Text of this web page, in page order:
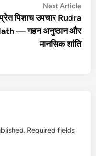
Next Article
पिशाच उपचार Rudra
— गहन अनुष्ठान और
मानसिक शांति
Required fields